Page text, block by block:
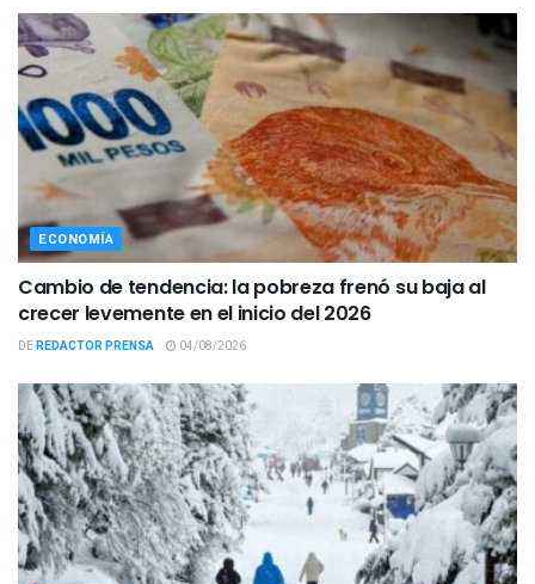
ECONOMÍA
Cambio de tendencia: la pobreza frenó su baja al
crecer levemente en el inicio del 2026
DEREDACTOR PRENSA 04/08/2026